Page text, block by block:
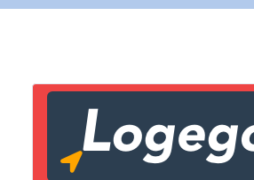
X Fermer
Copier lien